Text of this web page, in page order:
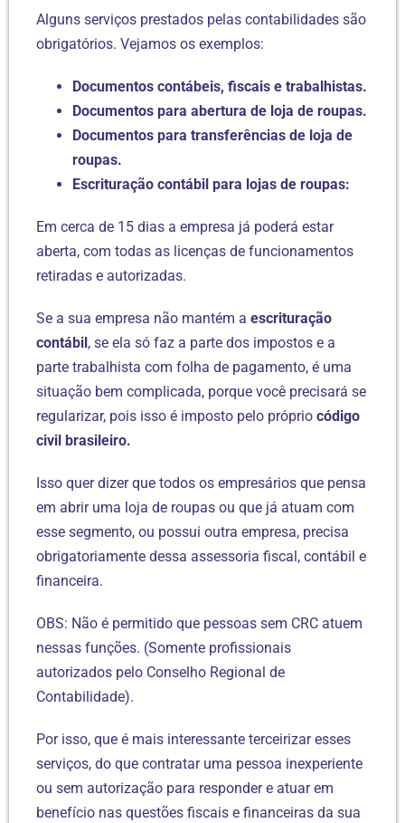
Alguns serviços prestados pelas contabilidades são
obrigatórios. Vejamos os exemplos:
Documentos contábeis, fiscais e trabalhistas.
Documentos para abertura de loja de roupas.
Documentos para transferências de loja de
roupas.
Escrituração contábil para lojas de roupas:
Em cerca de 15 dias a empresa já poderá estar
aberta, com todas as licenças de funcionamentos
retiradas e autorizadas.
Se a sua empresa não mantém a escrituração
contábil , se ela só faz a parte dos impostos e a
parte trabalhista com folha de pagamento, é uma
situação bem complicada, porque você precisará se
regularizar, pois isso é imposto pelo próprio código
civil brasileiro.
Isso quer dizer que todos os empresários que pensa
em abrir uma loja de roupas ou que já atuam com
esse segmento, ou possui outra empresa, precisa
obrigatoriamente dessa assessoria fiscal, contábil e
financeira.
OBS: Não é permitido que pessoas sem CRC atuem
nessas funções. (Somente profissionais
autorizados pelo Conselho Regional de
Contabilidade).
Por isso, que é mais interessante terceirizar esses
serviços, do que contratar uma pessoa inexperiente
ou sem autorização para responder e atuar em
benefício nas questões fiscais e financeiras da sua